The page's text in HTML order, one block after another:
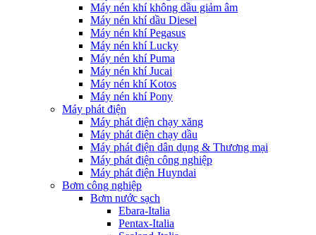
Máy nén khí không dầu giảm âm
Máy nén khí dầu Diesel
Máy nén khí Pegasus
Máy nén khí Lucky
Máy nén khí Puma
Máy nén khí Jucai
Máy nén khí Kotos
Máy nén khí Pony
Máy phát điện
Máy phát điện chạy xăng
Máy phát điện chạy dầu
Máy phát điện dân dụng & Thương mại
Máy phát điện công nghiệp
Máy phát điện Huyndai
Bơm công nghiệp
Bơm nước sạch
Ebara-Italia
Pentax-Italia